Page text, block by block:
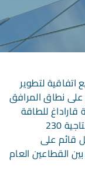
2020، عن توقيع اتفاقية لتطوير
نطاق المرافق
للطاقة
الشمسية الكهروضوئية التي تبلغ قدرتها الإنتاجية 230
قائم على
القطاعين العام